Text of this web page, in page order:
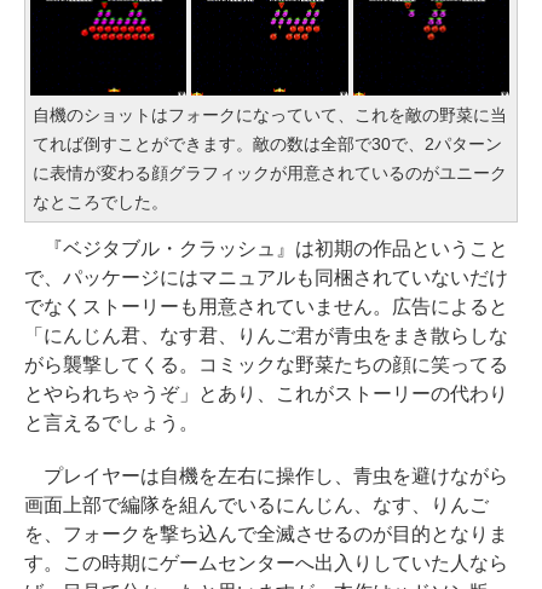
自機のショットはフォークになっていて、これを敵の野菜に当
てれば倒すことができます。敵の数は全部で30で、2パターン
に表情が変わる顔グラフィックが用意されているのがユニーク
なところでした。
『ベジタブル・クラッシュ』は初期の作品ということ
で、パッケージにはマニュアルも同梱されていないだけ
でなくストーリーも用意されていません。広告によると
「にんじん君、なす君、りんご君が青虫をまき散らしな
がら襲撃してくる。コミックな野菜たちの顔に笑ってる
とやられちゃうぞ」とあり、これがストーリーの代わり
と言えるでしょう。
プレイヤーは自機を左右に操作し、青虫を避けながら
画面上部で編隊を組んでいるにんじん、なす、りんご
を、フォークを撃ち込んで全滅させるのが目的となりま
す。この時期にゲームセンターへ出入りしていた人なら